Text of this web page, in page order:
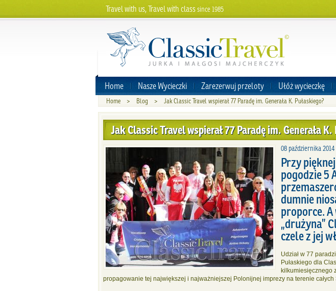
Travel with us, Travel with classsince 1985
Home Nasze Wycieczki Zarezerwuj przeloty Ułóż wycieczkę
Home > Blog > Jak Classic Travel wspierał 77 Paradę im. Generała K. Pułaskiego?
Jak Classic Travel wspierał 77 Paradę im. Generała K.
08 października 2014
Przy
pogodzie 5
dumnie
proporce.
„drużyna”
czele z jej
Udział w 77
Pułaskiego dla
kilkumiesięcznego
propagowanie tej największej i najważniejszej Polonijnej imprezy na terenie